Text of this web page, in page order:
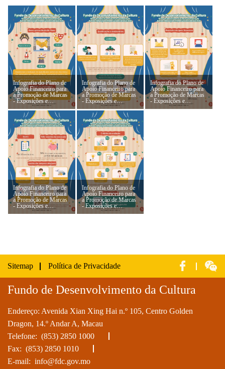
Infografia do Plano de
Apoio Financeiro para
a Promoção de Marcas
- Exposições e
Espectáculos Culturais
2024 (1)
Infografia do Plano de
Apoio Financeiro para
a Promoção de Marcas
- Exposições e
Espectáculos Culturais
2024 (2)
Infografia do Plano de
Apoio Financeiro para
a Promoção de Marcas
- Exposições e
Espectáculos Culturais
Infografia do Plano de
Apoio Financeiro para
a Promoção de Marcas
- Exposições e
Espectáculos Culturais
Infografia do Plano de
Apoio Financeiro para
a Promoção de Marcas
- Exposições e
Espectáculos Culturais
Sitemap Política de Privacidade
Fundo de Desenvolvimento da Cultura
Endereço: Avenida Xian Xing Hai n.º 105, Centro Golden
Dragon, 14.º Andar A, Macau
Telefone: (853) 2850 1000
Fax: (853) 2850 1010
E-mail: info@fdc.gov.mo